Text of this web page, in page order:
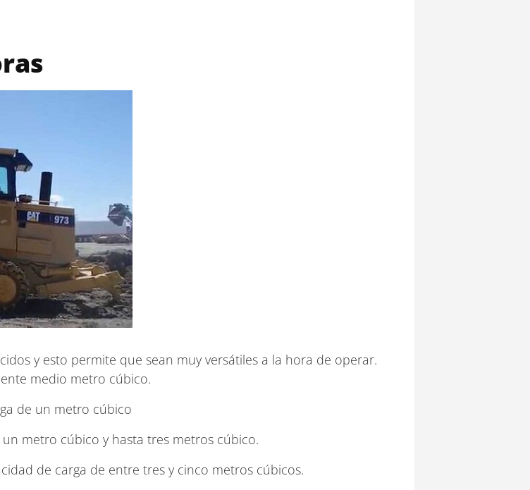
y esto permite que sean muy versátiles a la hora de operar.
medio metro cúbico.
de un metro cúbico
metro cúbico y hasta tres metros cúbico.
de carga de entre tres y cinco metros cúbicos.